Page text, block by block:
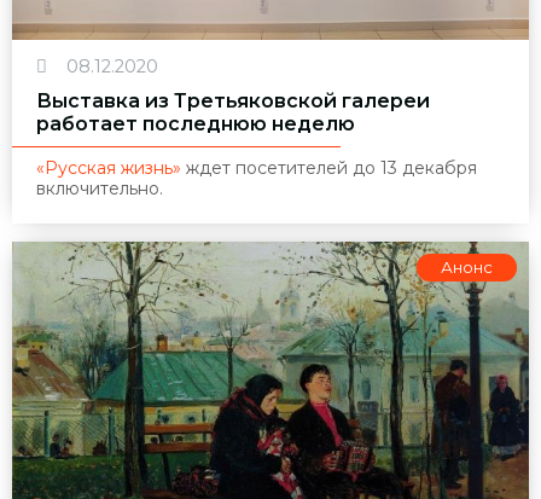
08.12.2020
Выставка из Третьяковской галереи
работает последнюю неделю
«Русская жизнь» ждет посетителей до 13 декабря
включительно.
Анонс